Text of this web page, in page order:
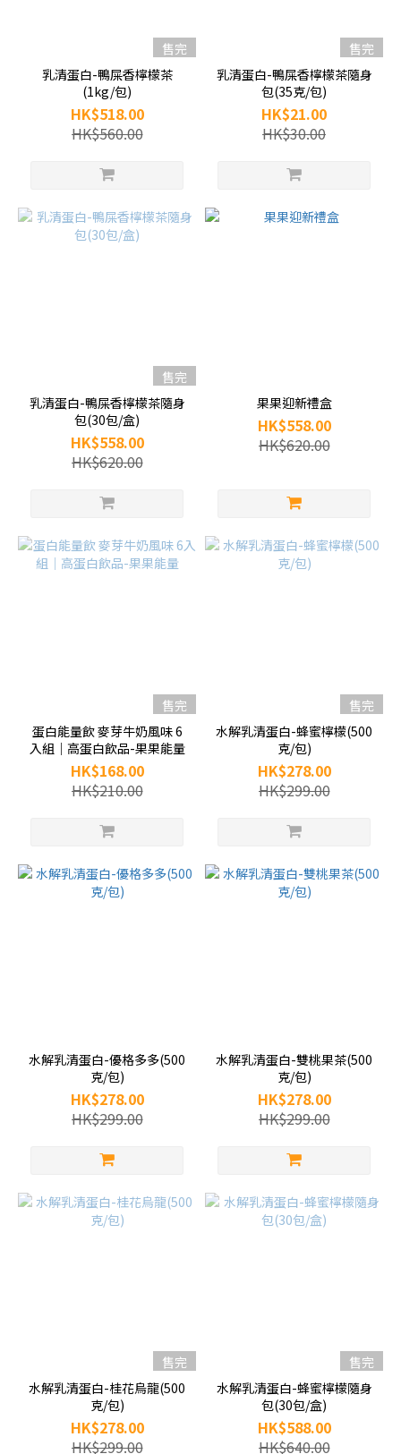
售完
乳清蛋白-鴨屎香檸檬茶
(1kg/包)
HK$518.00
HK$560.00
售完
乳清蛋白-鴨屎香檸檬茶隨身
包(35克/包)
HK$21.00
HK$30.00
售完
乳清蛋白-鴨屎香檸檬茶隨身
包(30包/盒)
HK$558.00
HK$620.00
果果迎新禮盒
HK$558.00
HK$620.00
售完
蛋白能量飲 麥芽牛奶風味 6
入組｜高蛋白飲品-果果能量
HK$168.00
HK$210.00
售完
水解乳清蛋白-蜂蜜檸檬(500
克/包)
HK$278.00
HK$299.00
水解乳清蛋白-優格多多(500
克/包)
HK$278.00
HK$299.00
水解乳清蛋白-雙桃果茶(500
克/包)
HK$278.00
HK$299.00
售完
水解乳清蛋白-桂花烏龍(500
克/包)
HK$278.00
HK$299.00
售完
水解乳清蛋白-蜂蜜檸檬隨身
包(30包/盒)
HK$588.00
HK$640.00